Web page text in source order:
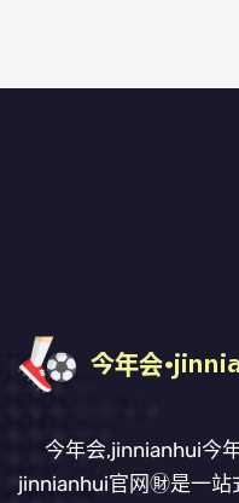
今年会,jinnianhui今
jinnianhui官网㊖是一站